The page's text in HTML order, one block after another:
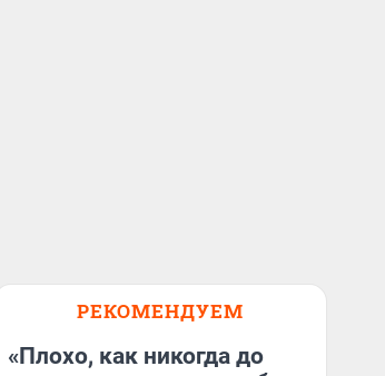
РЕКОМЕНДУЕМ
«Плохо, как никогда до